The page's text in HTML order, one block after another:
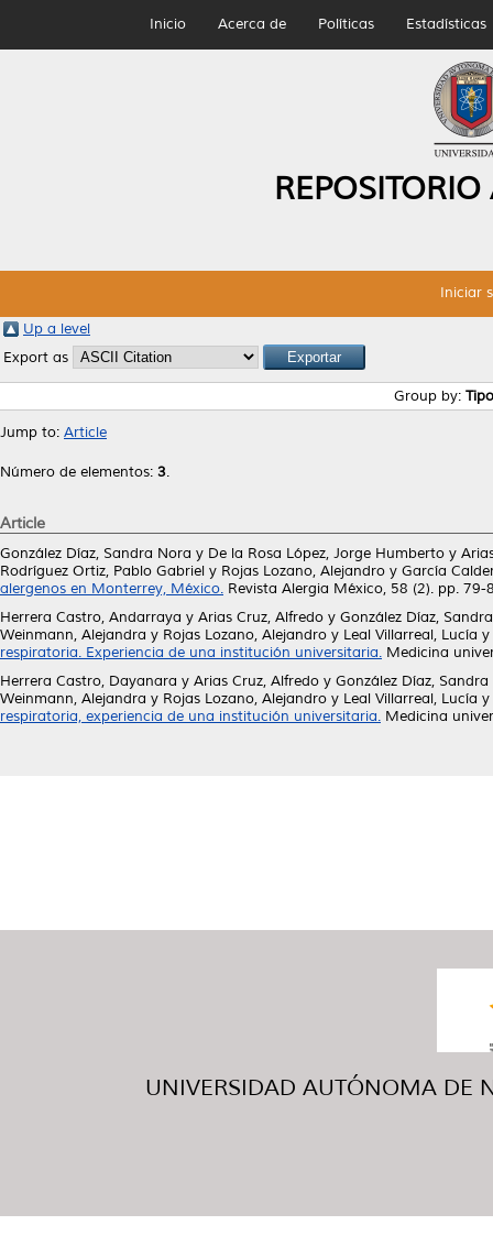
Inicio Acerca de Políticas Estadísticas
Iniciar
Up a level
Export as
Group by:
Jump to: Article
Número de elementos: 3.
Article
González Díaz, Sandra Nora y De la Rosa López, Jorge Humberto y
Rodríguez Ortiz, Pablo Gabriel y Rojas Lozano, Alejandro y García
alergenos en Monterrey, México. Revista Alergia México, 58 (2). pp.
Herrera Castro, Andarraya y Arias Cruz, Alfredo y González Díaz,
Weinmann, Alejandra y Rojas Lozano, Alejandro y Leal Villarreal, Lucía y
respiratoria. Experiencia de una institución universitaria. Medicina
Herrera Castro, Dayanara y Arias Cruz, Alfredo y González Díaz,
Weinmann, Alejandra y Rojas Lozano, Alejandro y Leal Villarreal, Lucía y
respiratoria, experiencia de una institución universitaria. Medicina
UNIVERSIDAD AUTÓNOMA DE